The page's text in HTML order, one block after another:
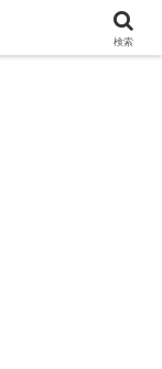
む日記』🐌
検索